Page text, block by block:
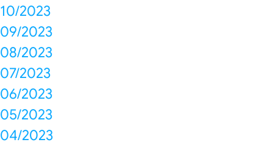
10/2023
09/2023
08/2023
07/2023
06/2023
05/2023
04/2023